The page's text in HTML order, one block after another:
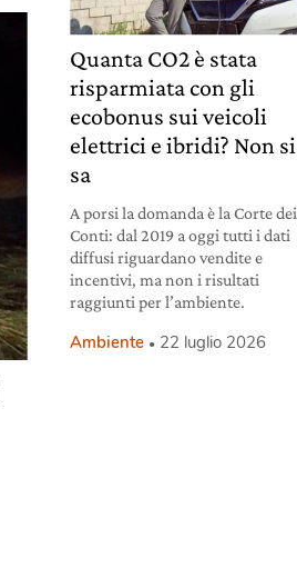
Quanta CO2 è stata
risparmiata con gli
ecobonus sui veicoli
elettrici e ibridi? Non si
sa
A porsi la domanda è la Corte dei
Conti: dal 2019 a oggi tutti i dati
diffusi riguardano vendite e
incentivi, ma non i risultati
raggiunti per l’ambiente.
Ambiente 22 luglio 2026